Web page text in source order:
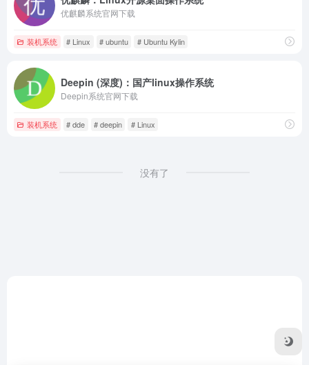
优麒麟系统官网下载
装机系统 # Linux # ubuntu # Ubuntu Kylin
Deepin (深度)：国产linux操作系统
Deepin系统官网下载
装机系统 # dde # deepin # Linux
没有了